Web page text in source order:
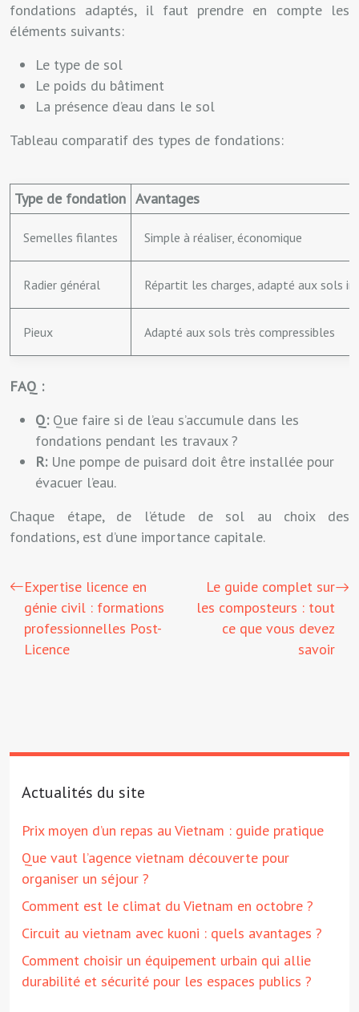
fondations adaptés, il faut prendre en compte les
éléments suivants:
Le type de sol
Le poids du bâtiment
La présence d’eau dans le sol
Tableau comparatif des types de fondations:
Type de fondation Avantages
Semelles filantes Simple à réaliser, économique
Radier général Répartit les charges, adapté aux sols
Pieux Adapté aux sols très compressibles
FAQ :
Q: Que faire si de l’eau s’accumule dans les
fondations pendant les travaux ?
R: Une pompe de puisard doit être installée pour
évacuer l’eau.
Chaque étape, de l’étude de sol au choix des
fondations, est d’une importance capitale.
Expertise licence en
génie civil : formations
professionnelles Post-
Licence
Le guide complet sur
les composteurs : tout
ce que vous devez
savoir
Actualités du site
Prix moyen d’un repas au Vietnam : guide pratique
Que vaut l’agence vietnam découverte pour
organiser un séjour ?
Comment est le climat du Vietnam en octobre ?
Circuit au vietnam avec kuoni : quels avantages ?
Comment choisir un équipement urbain qui allie
durabilité et sécurité pour les espaces publics ?